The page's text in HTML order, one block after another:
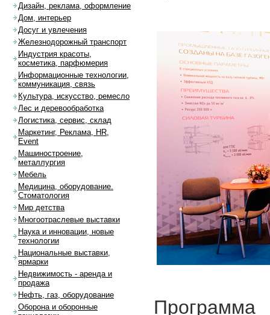
Дизайн, реклама, оформление
Дом, интерьер
Досуг и увлечения
Железнодорожный транспорт
Индустрия красоты,
косметика, парфюмерия
Информационные технологии,
коммуникация, связь
Культура, искусство, ремесло
Лес и деревообработка
Логистика, сервис, склад
Маркетинг, Реклама, HR,
Event
Машиностроение,
металлургия
Мебель
Медицина, оборудование.
Стоматология
Мир детства
Многоотраслевые выставки
Наука и инновации, новые
технологии
Национальные выставки,
ярмарки
Недвижимость - аренда и
продажа
Нефть, газ, оборудование
Оборона и оборонные